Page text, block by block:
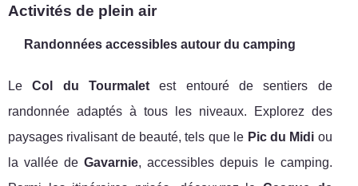
Activités de plein air
Randonnées accessibles autour du camping
LeCol du Tourmaletest entouré de sentiers de
randonnée adaptés à tous les niveaux. Explorez des
paysages rivalisant de beauté, tels que le Pic du Midi ou
la vallée deGavarnie, accessibles depuis le camping.